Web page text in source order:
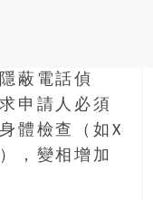
蔽電話偵
申請人必須
體檢查（如X
，變相增加